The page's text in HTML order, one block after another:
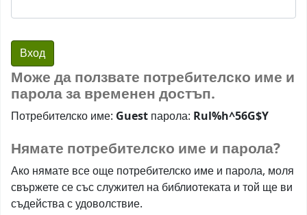
Може да ползвате потребителско име и
парола за временен достъп.
Потребителско име: Guest парола: Rul%h^56G$Y
Нямате потребителско име и парола?
Ако нямате все още потребителско име и парола, моля
свържете се със служител на библиотеката и той ще ви
съдейства с удоволствие.